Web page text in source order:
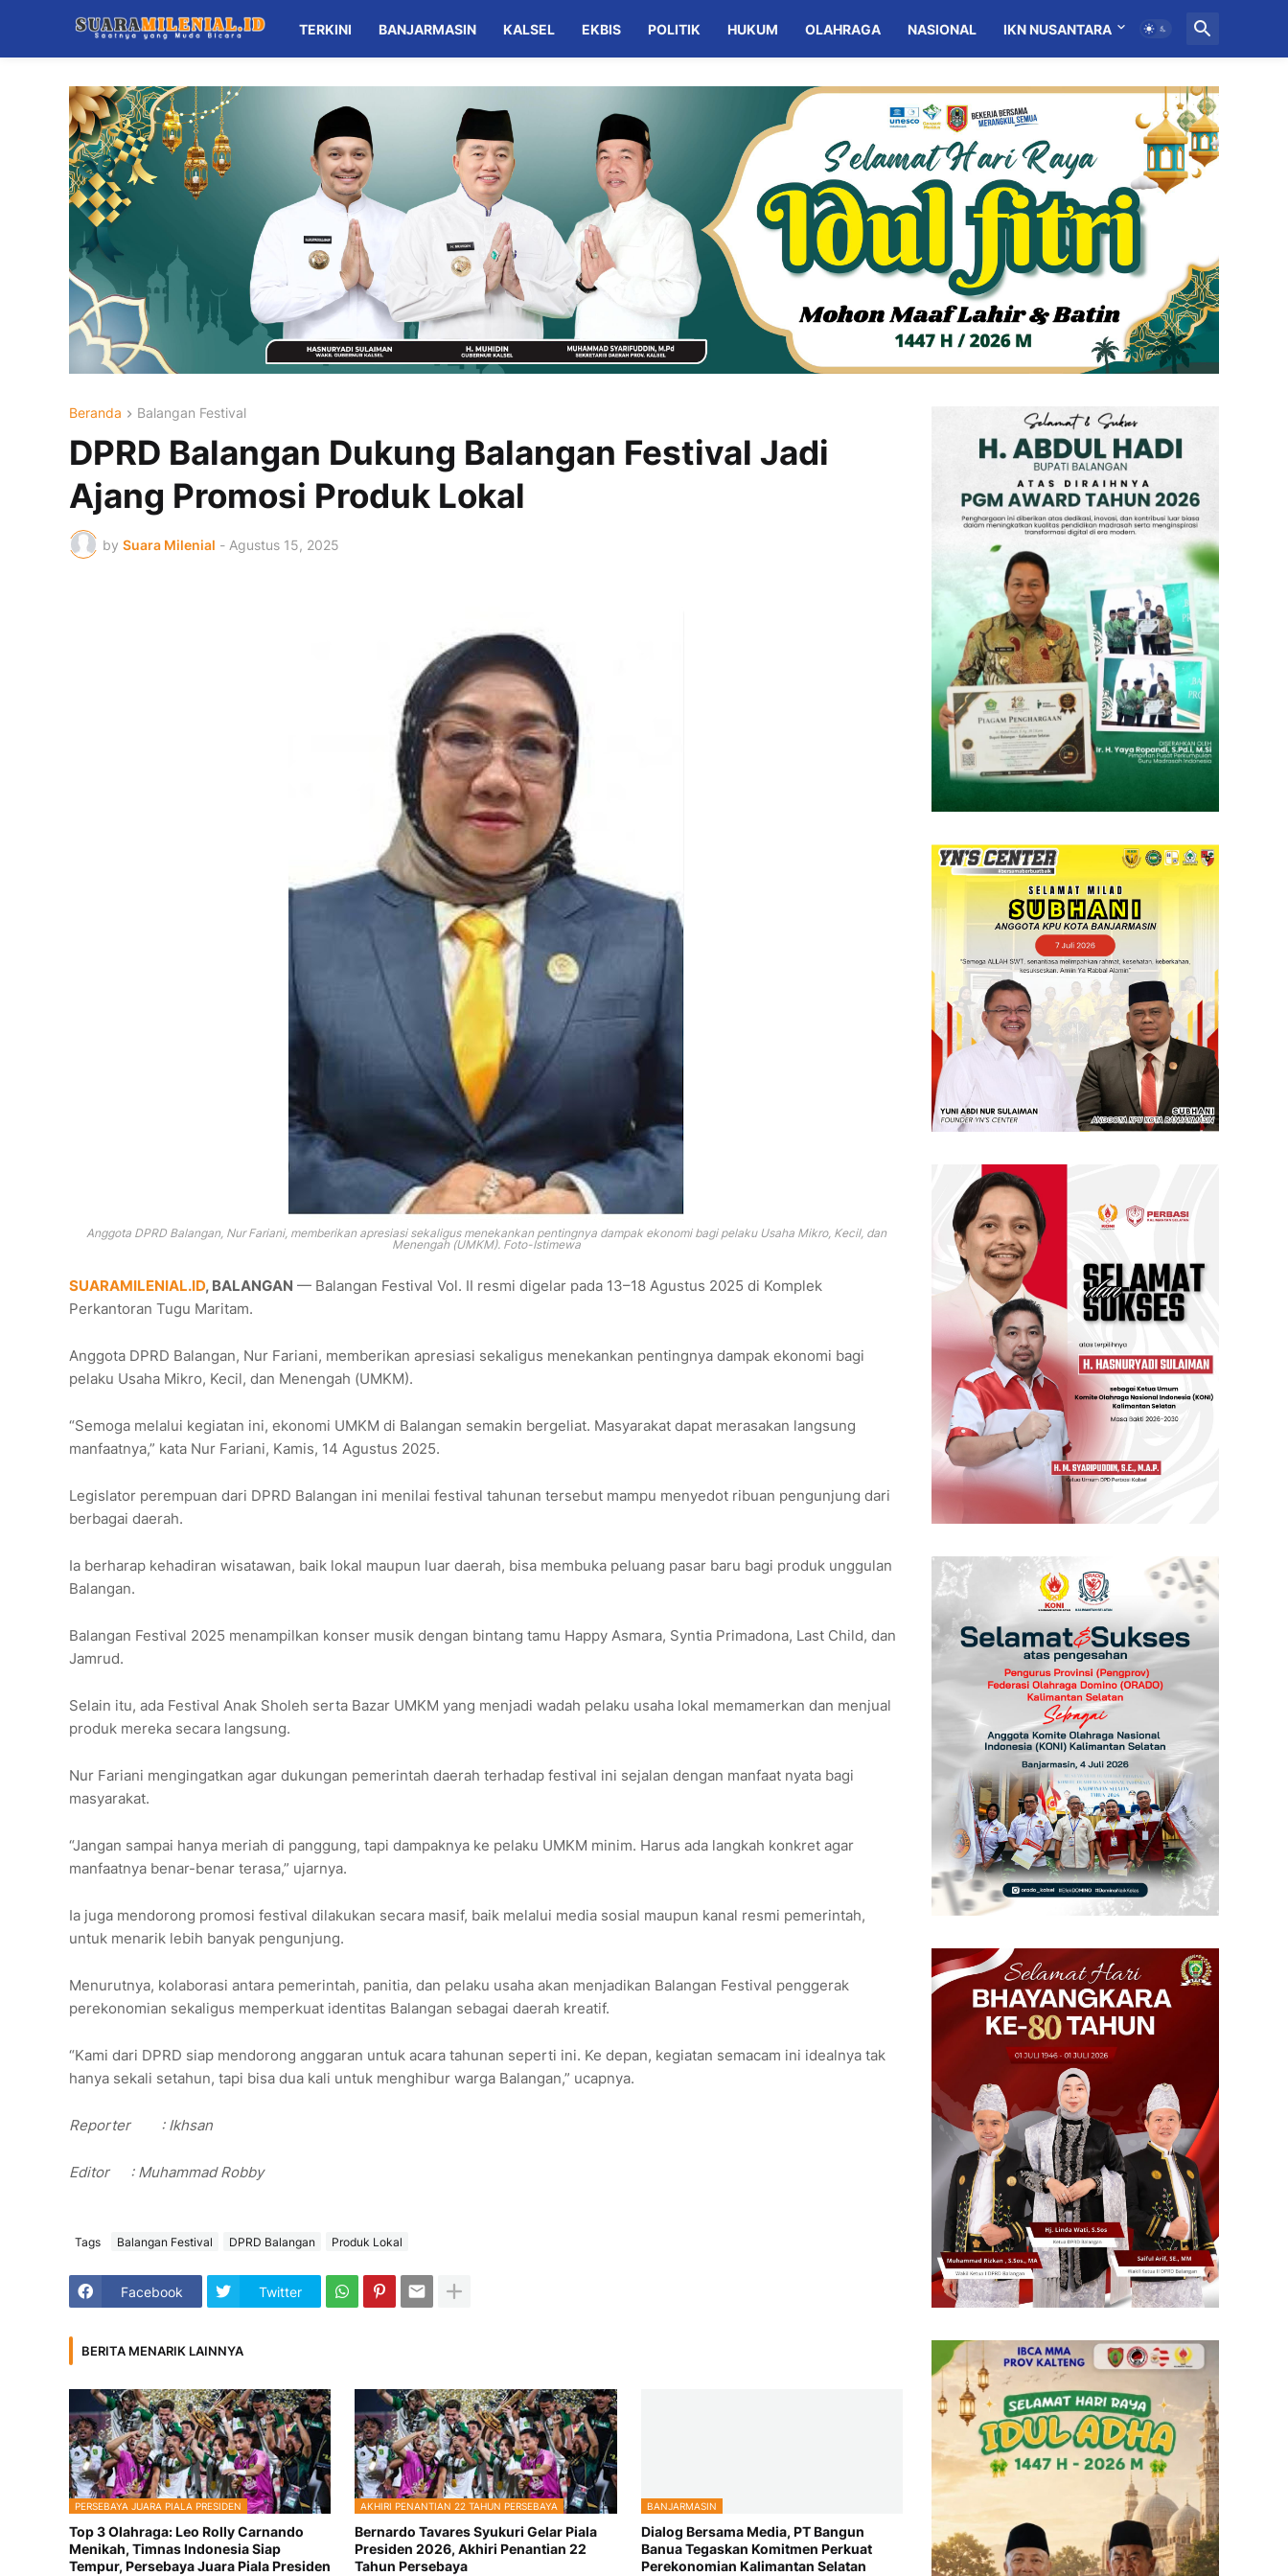
TERKINI BANJARMASIN KALSEL EKBIS POLITIK HUKUM OLAHRAGA NASIONAL IKN NUSANTARA MITRA
Beranda Balangan Festival
DPRD Balangan Dukung Balangan Festival Jadi
Ajang Promosi Produk Lokal
by Suara Milenial - Agustus 15, 2025
Anggota DPRD Balangan, Nur Fariani, memberikan apresiasi sekaligus menekankan pentingnya dampak ekonomi bagi pelaku Usaha Mikro, Kecil, dan
Menengah (UMKM). Foto-Istimewa
SUARAMILENIAL.ID, BALANGAN — Balangan Festival Vol. II resmi digelar pada 13–18 Agustus 2025 di Komplek
Perkantoran Tugu Maritam.
Anggota DPRD Balangan, Nur Fariani, memberikan apresiasi sekaligus menekankan pentingnya dampak ekonomi bagi
pelaku Usaha Mikro, Kecil, dan Menengah (UMKM).
“Semoga melalui kegiatan ini, ekonomi UMKM di Balangan semakin bergeliat. Masyarakat dapat merasakan langsung
manfaatnya,” kata Nur Fariani, Kamis, 14 Agustus 2025.
Legislator perempuan dari DPRD Balangan ini menilai festival tahunan tersebut mampu menyedot ribuan pengunjung dari
berbagai daerah.
Ia berharap kehadiran wisatawan, baik lokal maupun luar daerah, bisa membuka peluang pasar baru bagi produk unggulan
Balangan.
Balangan Festival 2025 menampilkan konser musik dengan bintang tamu Happy Asmara, Syntia Primadona, Last Child, dan
Jamrud.
Selain itu, ada Festival Anak Sholeh serta Bazar UMKM yang menjadi wadah pelaku usaha lokal memamerkan dan menjual
produk mereka secara langsung.
Nur Fariani mengingatkan agar dukungan pemerintah daerah terhadap festival ini sejalan dengan manfaat nyata bagi
masyarakat.
“Jangan sampai hanya meriah di panggung, tapi dampaknya ke pelaku UMKM minim. Harus ada langkah konkret agar
manfaatnya benar-benar terasa,” ujarnya.
Ia juga mendorong promosi festival dilakukan secara masif, baik melalui media sosial maupun kanal resmi pemerintah,
untuk menarik lebih banyak pengunjung.
Menurutnya, kolaborasi antara pemerintah, panitia, dan pelaku usaha akan menjadikan Balangan Festival penggerak
perekonomian sekaligus memperkuat identitas Balangan sebagai daerah kreatif.
“Kami dari DPRD siap mendorong anggaran untuk acara tahunan seperti ini. Ke depan, kegiatan semacam ini idealnya tak
hanya sekali setahun, tapi bisa dua kali untuk menghibur warga Balangan,” ucapnya.
Reporter : Ikhsan
Editor : Muhammad Robby
Tags Balangan Festival DPRD Balangan Produk Lokal
Facebook Twitter
BERITA MENARIK LAINNYA
PERSEBAYA JUARA PIALA PRESIDEN
Top 3 Olahraga: Leo Rolly Carnando
Menikah, Timnas Indonesia Siap
Tempur, Persebaya Juara Piala Presiden
AKHIRI PENANTIAN 22 TAHUN PERSEBAYA
Bernardo Tavares Syukuri Gelar Piala
Presiden 2026, Akhiri Penantian 22
Tahun Persebaya
BANJARMASIN
Dialog Bersama Media, PT Bangun
Banua Tegaskan Komitmen Perkuat
Perekonomian Kalimantan Selatan